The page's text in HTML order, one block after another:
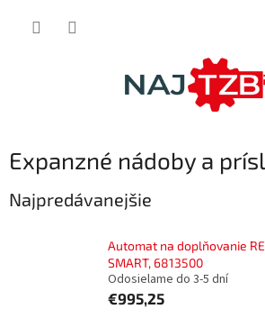
Expanzné nádoby a
Najpredávanejšie
Automat na doplňovanie
SMART, 6813500
Odosielame do 3-5 dní
€995,25